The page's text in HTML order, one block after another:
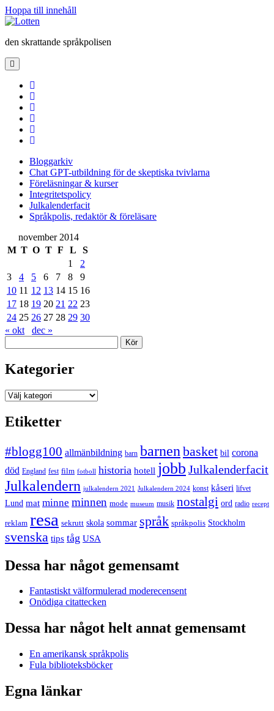
Hoppa till innehåll
Lotten
den skrattande språkpolisen
öppna
primär
Bloggarkiv
Chat GPT-utbildning för de skeptiska tvivlarna
Föreläsningar & kurser
Integritetspolicy
Julkalenderfacit
Språkpolis, redaktör & föreläsare
Sidopanel
november 2014
M T O T F L
S
1
2
3
4 5 6 7 8
9
10 11 12 13 14 15 16
17 18 19 20 21 22 23
24 25 26 27 28 29 30
« okt
dec »
Kategorier
Kategorier
Etiketter
#blogg100 allmänbildning barn barnen basket bil corona
död England fest film fotboll historia hotell jobb Julkalenderfacit
Julkalendern julkalendern 2021 Julkalendern 2024 konst kåseri lifvet
Lund mat minne minnen mode museum musik nostalgi ord radio recept
reklam resa sekrutt skola sommar språk språkpolis Stockholm
svenska tips tåg USA
Dessa har något gemensamt
Fantastiskt välformulerad moderecensent
Onödiga citattecken
Dessa har något helt annat gemensamt
En amerikansk språkpolis
Fula biblioteksböcker
Egna länkar